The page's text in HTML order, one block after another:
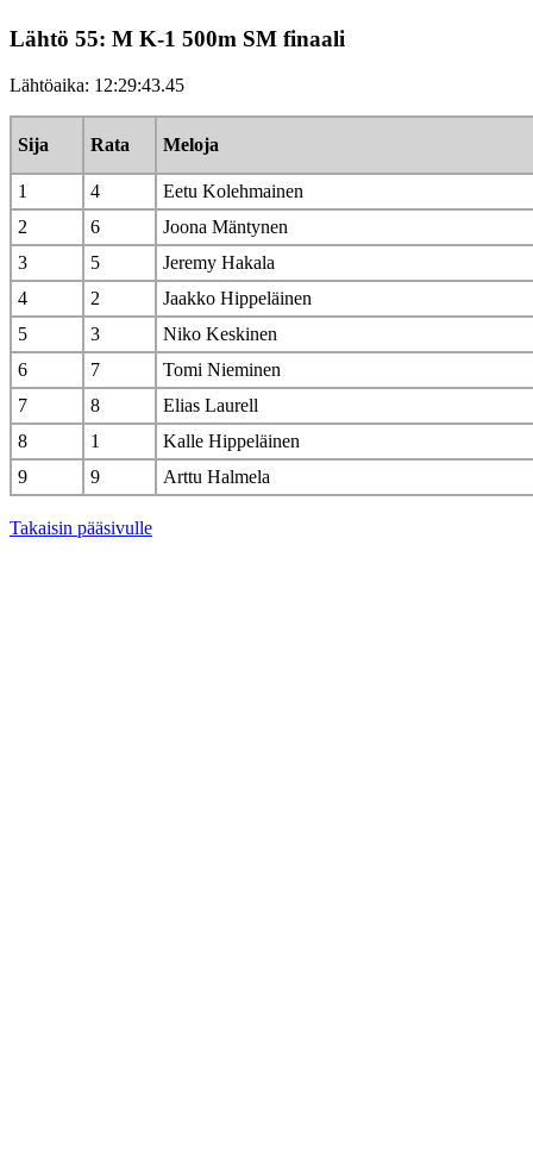
Lähtö 55: M K-1 500m SM finaali
Lähtöaika: 12:29:43.45
Sija Rata Meloja
1 4
Eetu Kolehmainen
2
6
Joona Mäntynen
3
5
Jeremy Hakala
4
2
Jaakko Hippeläinen
5
3
Niko Keskinen
6
7
Tomi Nieminen
7
8
Elias Laurell
8
1
Kalle Hippeläinen
9
9 Arttu Halmela
Takaisin pääsivulle